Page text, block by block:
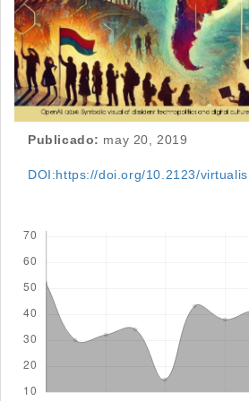
Publicado: may 20, 2019
DOI:https://doi.org/10.2123/